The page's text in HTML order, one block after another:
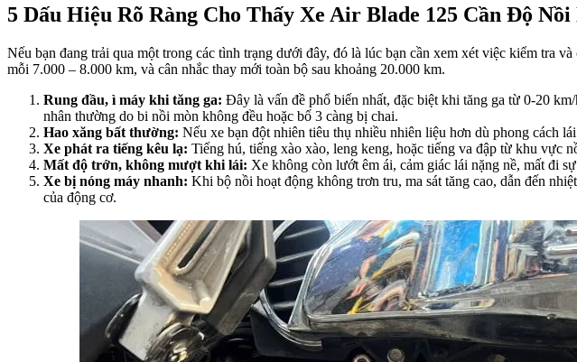
5 Dấu Hiệu Rõ Ràng Cho Thấy Xe Air Blade 125 Cần Độ
Nếu bạn đang trải qua một trong các tình trạng dưới đây, đó là lúc bạn cần xem xét việc kiểm tra và
mỗi 7.000 – 8.000 km, và cân nhắc thay mới toàn bộ sau khoảng 20.000 km.
Rung đầu, ì máy khi tăng ga: Đây là vấn đề phổ biến nhất, đặc biệt khi tăng ga từ 0-20
nhân thường do bi nồi mòn không đều hoặc bố 3 càng bị chai.
Hao xăng bất thường: Nếu xe bạn đột nhiên tiêu thụ nhiều nhiên liệu hơn dù phong cách
Xe phát ra tiếng kêu lạ: Tiếng hú, tiếng xào xào, leng keng, hoặc tiếng va đập từ khu vực
Mất độ trớn, không mượt khi lái: Xe không còn lướt êm ái, cảm giác lái nặng nề, mất đi
Xe bị nóng máy nhanh: Khi bộ nồi hoạt động không trơn tru, ma sát tăng cao, dẫn đến
của động cơ.